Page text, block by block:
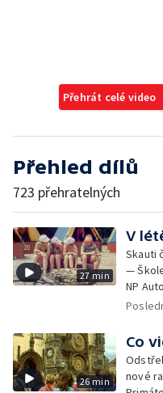
Přehrát celé video
Přehled dílů
723 přehratelných
27 min
V
Skauti
—
NP
26 min
Co
nové